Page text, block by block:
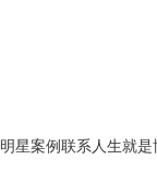
明星案例联系人生就